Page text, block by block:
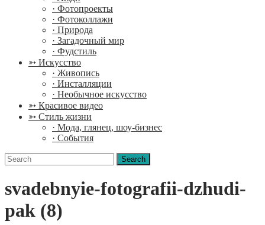
· Фотопроекты
· Фотоколлажи
· Природа
· Загадочный мир
· Фудстиль
➳ Искусство
· Живопись
· Инсталляции
· Необычное искусство
➳ Красивое видео
➳ Стиль жизни
· Мода, глянец, шоу-бизнес
· События
Search
for:
svadebnyie-fotografii-dzhudi-
pak (8)